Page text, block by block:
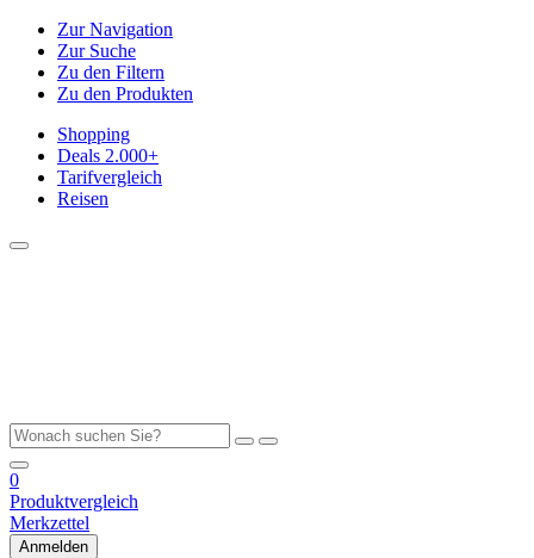
Zur Navigation
Zur Suche
Zu den Filtern
Zu den Produkten
Shopping
Deals 2.000+
Tarifvergleich
Reisen
0
Produktvergleich
Merkzettel
Anmelden